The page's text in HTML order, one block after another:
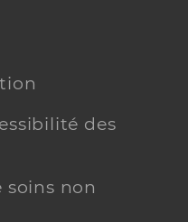
des
soins non